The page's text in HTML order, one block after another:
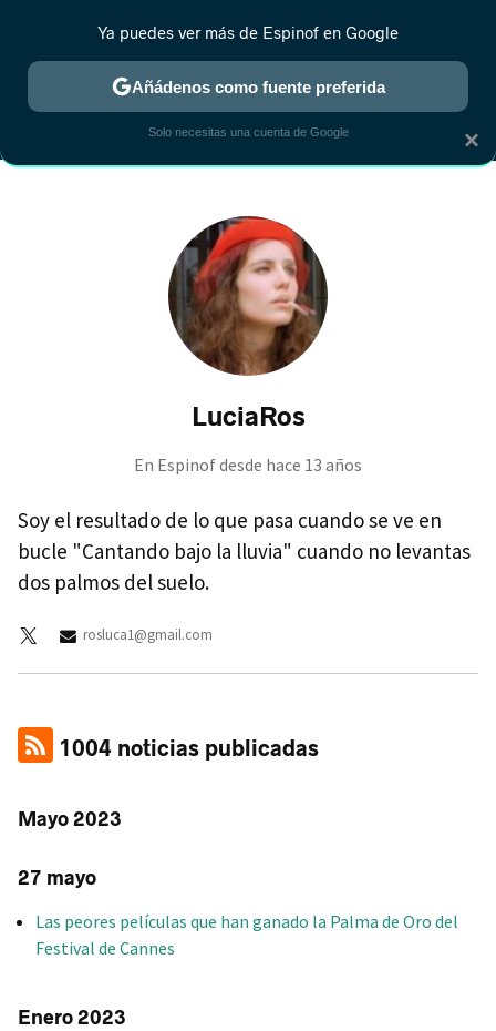
MENÚ NUEVO
ESTRENOS REALITY ANIME RANKINGS CINE
LuciaRos
En Espinof desde hace 13 años
Soy el resultado de lo que pasa cuando se ve en
bucle "Cantando bajo la lluvia" cuando no levantas
dos palmos del suelo.
rosluca1@gmail.com
1004 noticias publicadas
Mayo 2023
27 mayo
Las peores películas que han ganado la Palma de Oro del
Festival de Cannes
Enero 2023
×
Ya puedes ver más de Espinof en Google
Añádenos como fuente preferida
Solo necesitas una cuenta de Google